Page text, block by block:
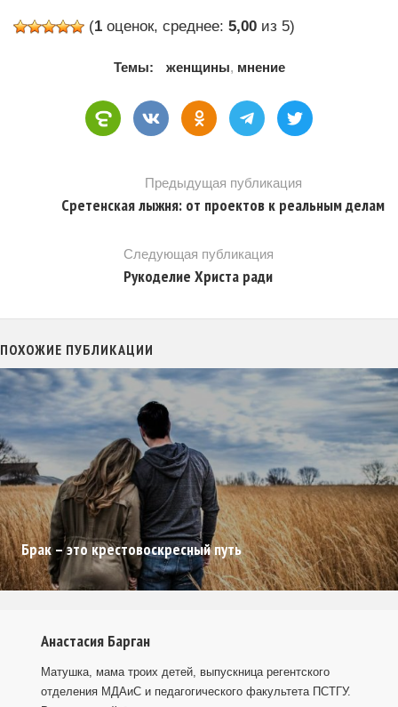
(1 оценок, среднее: 5,00 из 5)
Темы: женщины, мнение
Предыдущая публикация
Сретенская лыжня: от проектов к реальным делам
Следующая публикация
Рукоделие Христа ради
ПОХОЖИЕ ПУБЛИКАЦИИ
Брак – это крестовоскресный путь
Анастасия Барган
Матушка, мама троих детей, выпускница регентского
отделения МДАиС и педагогического факультета ПСТГУ.